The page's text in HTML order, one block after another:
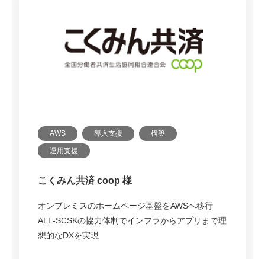
AWS 導入支援 構築
運用支援
貝印株式会社 様
クラウド移行でオンプレミスのサプライチェーン
システムをモダナイゼーション
S-Cred⁺の導入により安定稼働と運用コスト削減を